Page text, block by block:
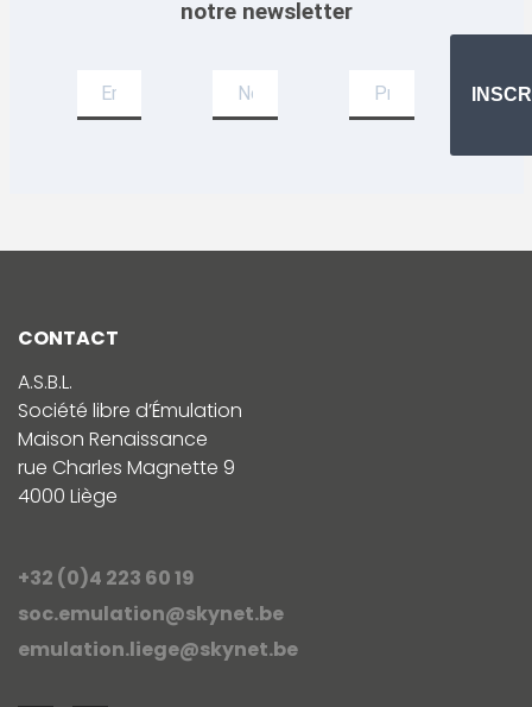
notre newsletter
CONTACT
A.S.B.L.
Société libre d’Émulation
Maison Renaissance
rue Charles Magnette 9
4000 Liège
+32 (0)4 223 60 19
soc.emulation@skynet.be
emulation.liege@skynet.be